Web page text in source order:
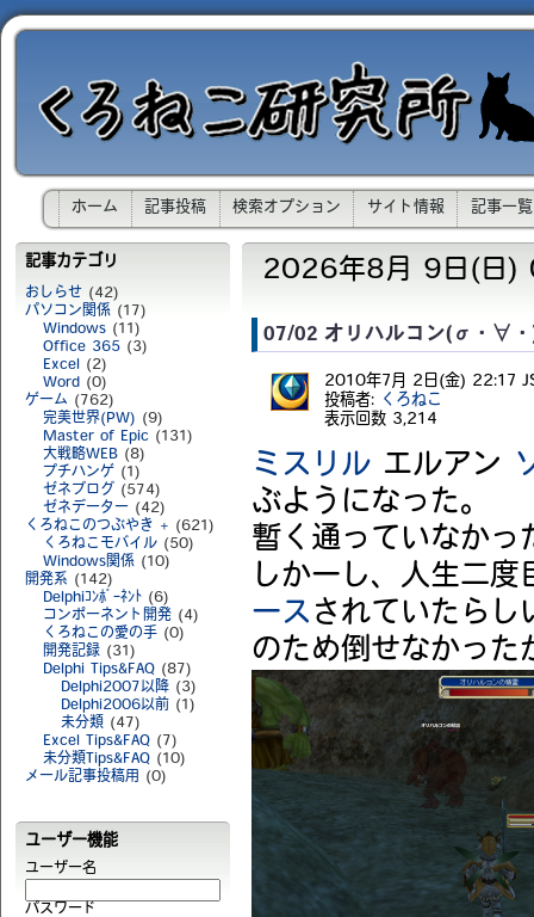
ホーム 記事投稿 検索オプション サイト情報 記事一覧
記事カテゴリ
おしらせ (42)
パソコン関係 (17)
Windows (11)
Office 365 (3)
Excel (2)
Word (0)
ゲーム (762)
完美世界(PW) (9)
Master of Epic (131)
大戦略WEB (8)
プチハンゲ (1)
ゼネブログ
(574)
ゼネデーター (42)
くろねこのつぶやき + (621)
くろねこモバイル (50)
Windows関係 (10)
開発系 (142)
Delphiｺﾝﾎﾟｰﾈﾝﾄ (6)
コンポーネント開発 (4)
くろねこの愛の手 (0)
開発記録 (31)
Delphi Tips&FAQ (87)
Delphi2007以降 (3)
Delphi2006以前 (1)
未分類 (47)
Excel Tips&FAQ (7)
未分類Tips&FAQ (10)
メール記事投稿用
(0)
ユーザー機能
ユーザー名
パスワード
2026年8月 9日(日)
07/02 オリハルコン(σ・∀・
2010年7月 2日(金) 22:17
投稿者:
くろねこ
表示回数 3,214
ミスリル エルアン
ぶようになった。
暫く通っていなかっ
しかーし、人生二度
ース されていたら
のため倒せなかっ